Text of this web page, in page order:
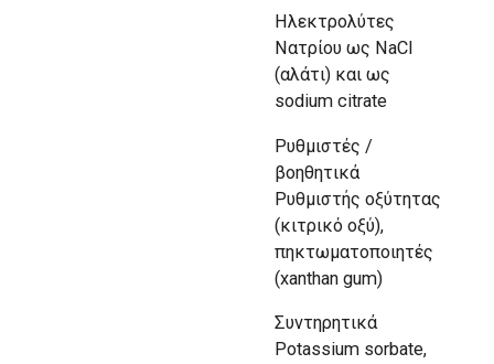
Ηλεκτρολύτες
Νατρίου ως NaCl
(αλάτι) και ως
sodium citrate
Ρυθμιστές /
βοηθητικά
Ρυθμιστής οξύτητας
(κιτρικό οξύ),
πηκτωματοποιητές
(xanthan gum)
Συντηρητικά
Potassium sorbate,